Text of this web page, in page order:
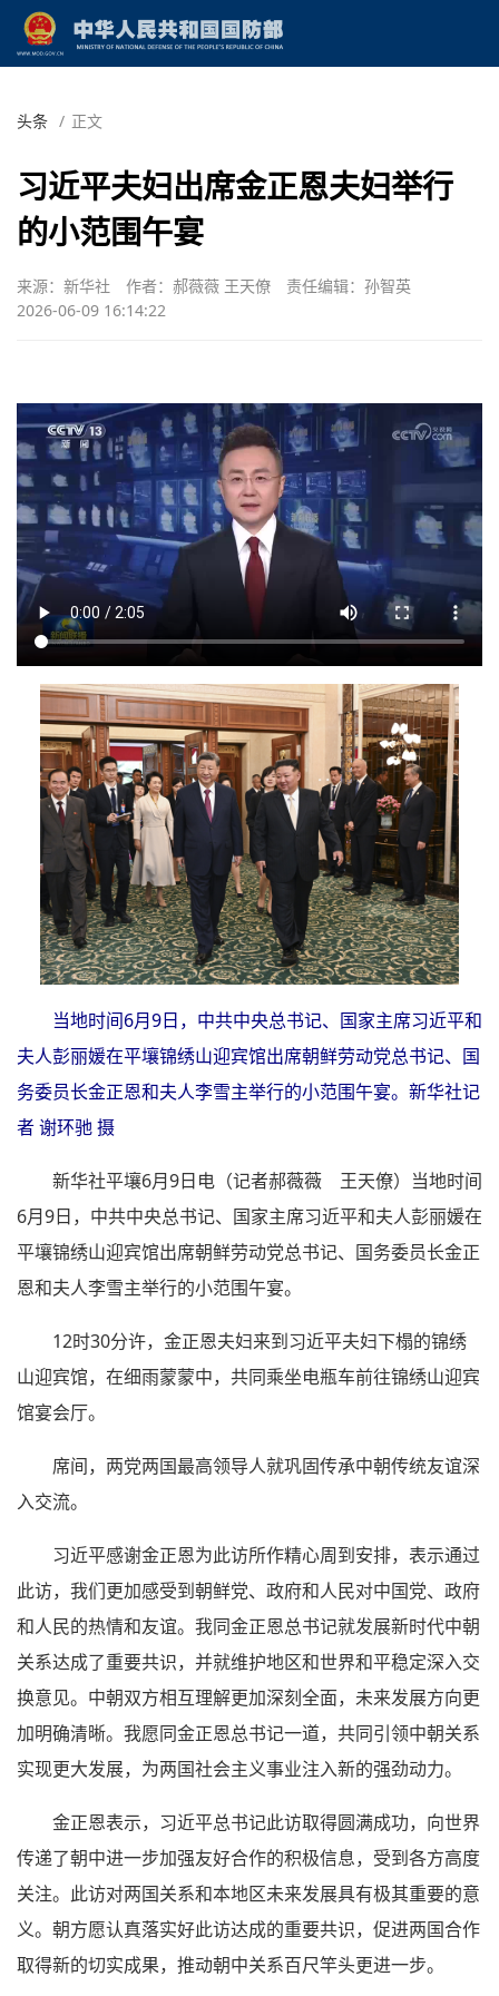
头条 / 正文
习近平夫妇出席金正恩夫妇举行
的小范围午宴
来源：新华社 作者：郝薇薇 王天僚
责任编辑：孙智英
2026-06-09 16:14:22
当地时间6月9日，中共中央总书记、国家主席习近平和
夫人彭丽媛在平壤锦绣山迎宾馆出席朝鲜劳动党总书记、国
务委员长金正恩和夫人李雪主举行的小范围午宴。新华社记
者 谢环驰 摄
新华社平壤6月9日电（记者郝薇薇 王天僚）当地时间
6月9日，中共中央总书记、国家主席习近平和夫人彭丽媛在
平壤锦绣山迎宾馆出席朝鲜劳动党总书记、国务委员长金正
恩和夫人李雪主举行的小范围午宴。
12时30分许，金正恩夫妇来到习近平夫妇下榻的锦绣
山迎宾馆，在细雨蒙蒙中，共同乘坐电瓶车前往锦绣山迎宾
馆宴会厅。
席间，两党两国最高领导人就巩固传承中朝传统友谊深
入交流。
习近平感谢金正恩为此访所作精心周到安排，表示通过
此访，我们更加感受到朝鲜党、政府和人民对中国党、政府
和人民的热情和友谊。我同金正恩总书记就发展新时代中朝
关系达成了重要共识，并就维护地区和世界和平稳定深入交
换意见。中朝双方相互理解更加深刻全面，未来发展方向更
加明确清晰。我愿同金正恩总书记一道，共同引领中朝关系
实现更大发展，为两国社会主义事业注入新的强劲动力。
金正恩表示，习近平总书记此访取得圆满成功，向世界
传递了朝中进一步加强友好合作的积极信息，受到各方高度
关注。此访对两国关系和本地区未来发展具有极其重要的意
义。朝方愿认真落实好此访达成的重要共识，促进两国合作
取得新的切实成果，推动朝中关系百尺竿头更进一步。